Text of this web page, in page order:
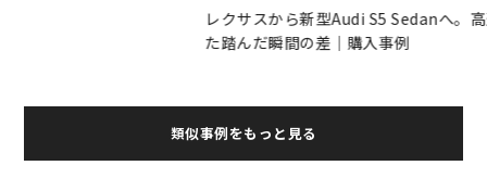
レクサスから新型Audi S5 Sedanへ。高速合流で確かめ
た踏んだ瞬間の差｜購入事例
類似事例をもっと見る